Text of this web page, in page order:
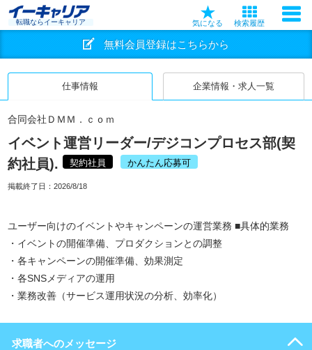
転職ならイーキャリア 気になる 検索履歴
無料会員登録はこちらから
仕事情報 企業情報・求人一覧
合同会社ＤＭＭ．ｃｏｍ
イベント運営リーダー/デジコンプロセス部(契
約社員).
契約社員 かんたん応募可
掲載終了日： 2026/8/18
ユーザー向けのイベントやキャンペーンの運営業務 ■具体的業務
・イベントの開催準備、プロダクションとの調整
・各キャンペーンの開催準備、効果測定
・各SNSメディアの運用
・業務改善（サービス運用状況の分析、効率化）
求職者へのメッセージ